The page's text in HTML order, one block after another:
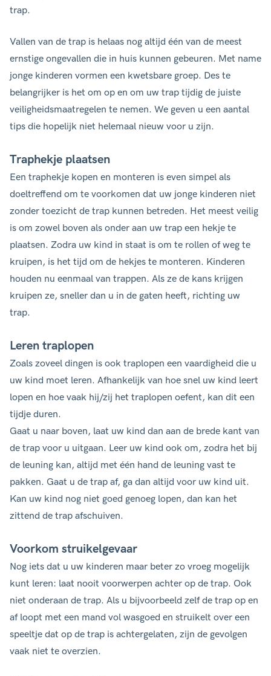
trap.
Vallen van de trap is helaas nog altijd één van de meest
ernstige ongevallen die in huis kunnen gebeuren. Met name
jonge kinderen vormen een kwetsbare groep. Des te
belangrijker is het om op en om uw trap tijdig de juiste
veiligheidsmaatregelen te nemen. We geven u een aantal
tips die hopelijk niet helemaal nieuw voor u zijn.
Traphekje plaatsen
Een traphekje kopen en monteren is even simpel als
doeltreffend om te voorkomen dat uw jonge kinderen niet
zonder toezicht de trap kunnen betreden. Het meest veilig
is om zowel boven als onder aan uw trap een hekje te
plaatsen. Zodra uw kind in staat is om te rollen of weg te
kruipen, is het tijd om de hekjes te monteren. Kinderen
houden nu eenmaal van trappen. Als ze de kans krijgen
kruipen ze, sneller dan u in de gaten heeft, richting uw
trap.
Leren traplopen
Zoals zoveel dingen is ook traplopen een vaardigheid die u
uw kind moet leren. Afhankelijk van hoe snel uw kind leert
lopen en hoe vaak hij/zij het traplopen oefent, kan dit een
tijdje duren.
Gaat u naar boven, laat uw kind dan aan de brede kant van
de trap voor u uitgaan. Leer uw kind ook om, zodra het bij
de leuning kan, altijd met één hand de leuning vast te
pakken. Gaat u de trap af, ga dan altijd voor uw kind uit.
Kan uw kind nog niet goed genoeg lopen, dan kan het
zittend de trap afschuiven.
Voorkom struikelgevaar
Nog iets dat u uw kinderen maar beter zo vroeg mogelijk
kunt leren: laat nooit voorwerpen achter op de trap. Ook
niet onderaan de trap. Als u bijvoorbeeld zelf de trap op en
af loopt met een mand vol wasgoed en struikelt over een
speeltje dat op de trap is achtergelaten, zijn de gevolgen
vaak niet te overzien.